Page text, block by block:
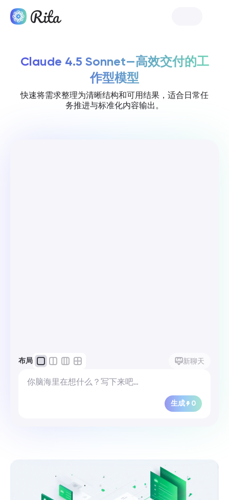
Claude 4.5 Sonnet—高效交付的工
作型模型
快速将需求整理为清晰结构和可用结果，适合日常任
务推进与标准化内容输出。
布局 新聊天
生成 0